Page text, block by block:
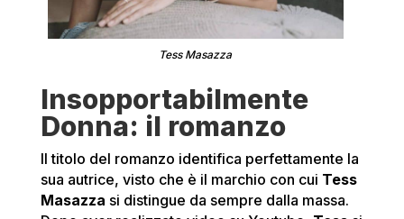
Tess Masazza
Insopportabilmente
Donna: il romanzo
Il titolo del romanzo identifica perfettamente la
sua autrice, visto che è il marchio con cui Tess
Masazza si distingue da sempre dalla massa.